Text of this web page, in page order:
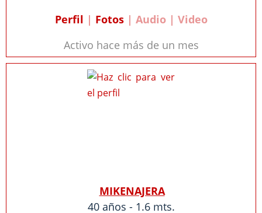
Perfil | Fotos| Audio | Video
Activo hace más de un mes
MIKENAJERA
40 años - 1.6 mts.